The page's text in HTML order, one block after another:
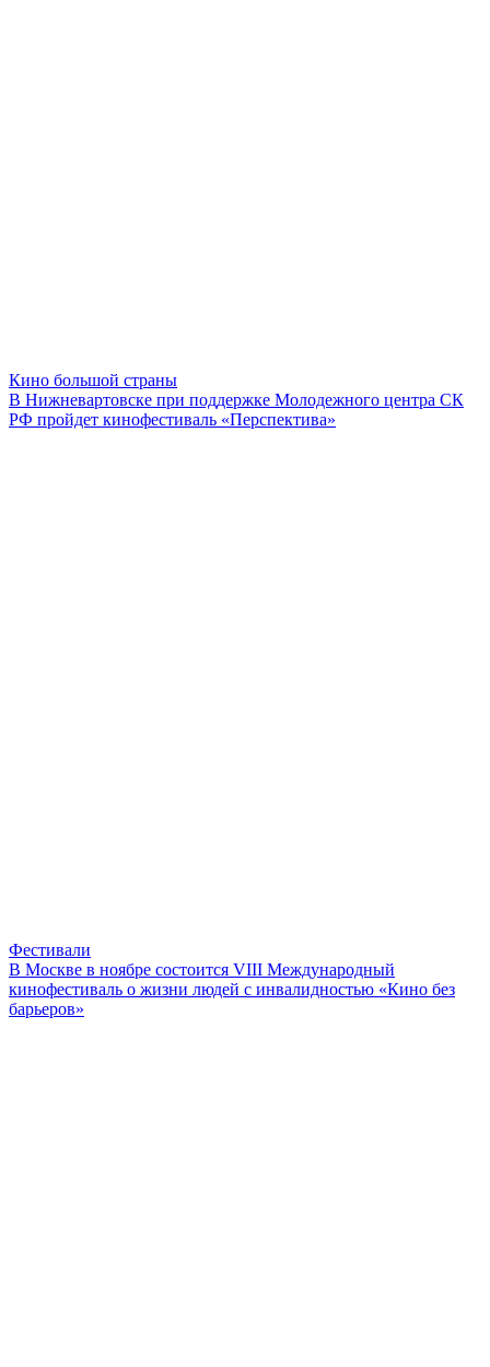
Кино большой страны
В Нижневартовске при поддержке Молодежного центра СК
РФ пройдет кинофестиваль «Перспектива»
Фестивали
В Москве в ноябре состоится VIII Международный
кинофестиваль о жизни людей с инвалидностью «Кино без
барьеров»